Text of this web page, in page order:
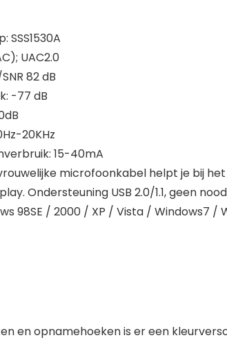
UAC2.0
82 dB
-77 dB
20KHz
15-40mA
vrouwelijke microfoonkabel helpt je bij
Ondersteuning USB 2.0/1.1, geen
98SE / 2000 / XP / Vista / Windows7 /
en opnamehoeken is er een